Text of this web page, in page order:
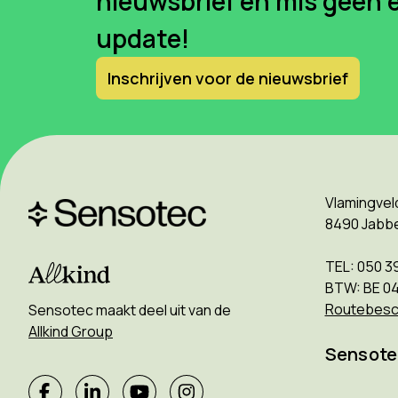
update!
Inschrijven voor de nieuwsbrief
Sensotec maakt deel uit van de
Allkind Group
8490
TEL: 050
BTW: BE